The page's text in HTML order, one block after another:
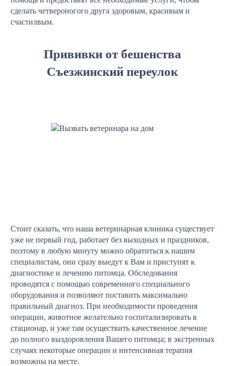
сделать четвероногого друга здоровым, красивым и
счастилвым.
Прививки от бешенства
Съезжинский переулок
Стоит сказать, что наша ветеринарная клиника существует
уже не первый год, работает без выходных и праздников,
поэтому в любую минуту можно обратиться к нашим
специалистам, они сразу выедут к Вам и приступят к
диагностике и лечению питомца. Обследования
проводятся с помощью современного специального
оборудования и позволяют поставить максимально
правильный диагноз. При необходимости проведения
операции, животное желательно госпитализировать в
стационар, и уже там осуществить качественное лечение
до полного выздоровления Вашего питомца; в экстренных
случаях некоторые операции и интенсивная терапия
возможны на месте.